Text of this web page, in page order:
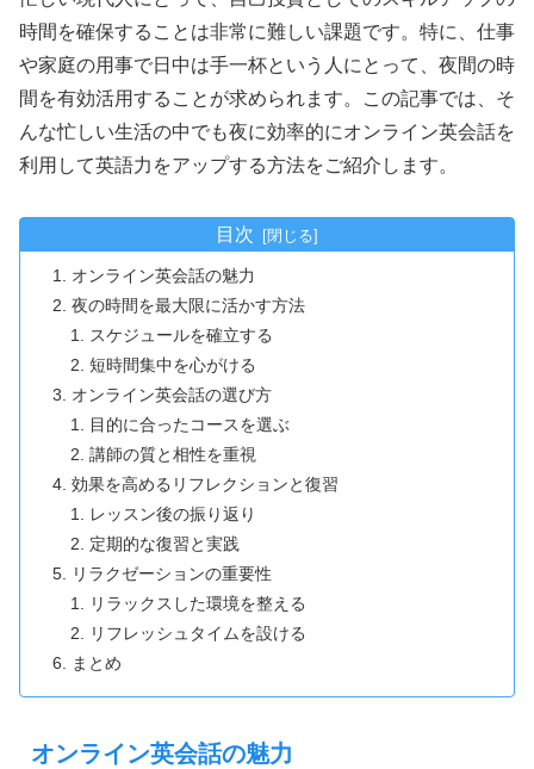
時間を確保することは非常に難しい課題です。特に、仕事
や家庭の用事で日中は手一杯という人にとって、夜間の時
間を有効活用することが求められます。この記事では、そ
んな忙しい生活の中でも夜に効率的にオンライン英会話を
利用して英語力をアップする方法をご紹介します。
目次
オンライン英会話の魅力
夜の時間を最大限に活かす方法
スケジュールを確立する
短時間集中を心がける
オンライン英会話の選び方
目的に合ったコースを選ぶ
講師の質と相性を重視
効果を高めるリフレクションと復習
レッスン後の振り返り
定期的な復習と実践
リラクゼーションの重要性
リラックスした環境を整える
リフレッシュタイムを設ける
まとめ
オンライン英会話の魅力